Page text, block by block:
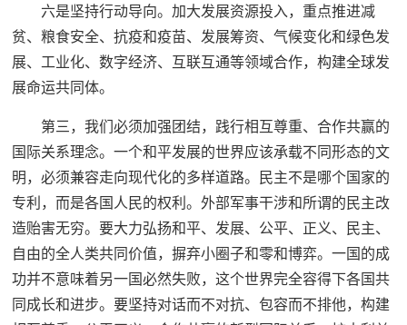
六是坚持行动导向。加大发展资源投入，重点推进减
贫、粮食安全、抗疫和疫苗、发展筹资、气候变化和绿色发
展、工业化、数字经济、互联互通等领域合作，构建全球发
展命运共同体。
第三，我们必须加强团结，践行相互尊重、合作共赢的
国际关系理念。一个和平发展的世界应该承载不同形态的文
明，必须兼容走向现代化的多样道路。民主不是哪个国家的
专利，而是各国人民的权利。外部军事干涉和所谓的民主改
造贻害无穷。要大力弘扬和平、发展、公平、正义、民主、
自由的全人类共同价值，摒弃小圈子和零和博弈。一国的成
功并不意味着另一国必然失败，这个世界完全容得下各国共
同成长和进步。要坚持对话而不对抗、包容而不排他，构建